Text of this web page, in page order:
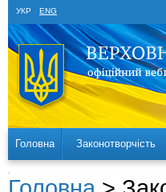
УКР ENG
Головна Законотворчість